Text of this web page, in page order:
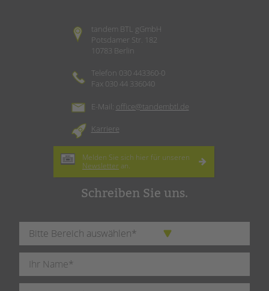
tandem BTL gGmbH
Potsdamer Str. 182
10783 Berlin
Telefon 030 443360-0
Fax 030 44 336040
E-Mail: office@tandembtl.de
Karriere
Melden Sie sich hier für unseren
Newsletter an.
Schreiben Sie uns.